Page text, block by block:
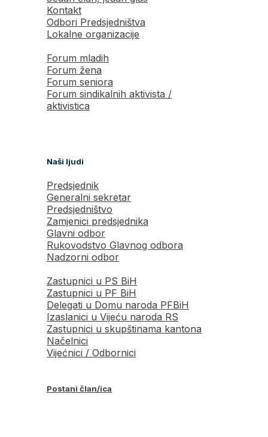
Kontakt
Odbori Predsjedništva
Lokalne organizacije
Forum mladih
Forum žena
Forum seniora
Forum sindikalnih aktivista /
aktivistica
Naši ljudi
Predsjednik
Generalni sekretar
Predsjedništvo
Zamjenici predsjednika
Glavni odbor
Rukovodstvo Glavnog odbora
Nadzorni odbor
Zastupnici u PS BiH
Zastupnici u PF BiH
Delegati u Domu naroda PFBiH
Izaslanici u Vijeću naroda RS
Zastupnici u skupštinama kantona
Načelnici
Vijećnici / Odbornici
Postani član/ica